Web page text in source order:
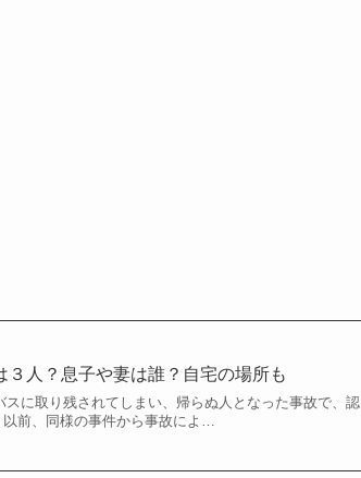
人？息子や妻は誰？自宅の場所も
に取り残されてしまい、帰らぬ人となった事故で、認
前、同様の事件から事故によ…